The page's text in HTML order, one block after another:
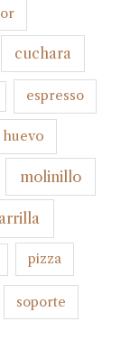
cuchara
espresso
huevo
molinillo
pizza
soporte